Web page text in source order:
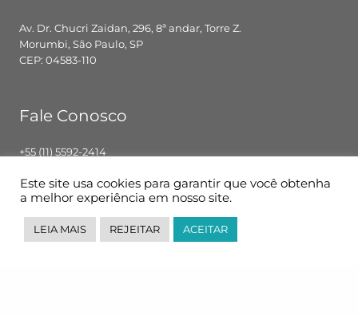
Av. Dr. Chucri Zaidan, 296, 8ª andar, Torre Z.
Morumbi, São Paulo, SP
CEP: 04583-110
Fale Conosco
+55 (11) 5592-2414
Segunda – Sexta: 8h00 – 18h00
Siga-nos
Este site usa cookies para garantir que você obtenha
a melhor experiência em nosso site.
LEIA MAIS REJEITAR ACEITAR